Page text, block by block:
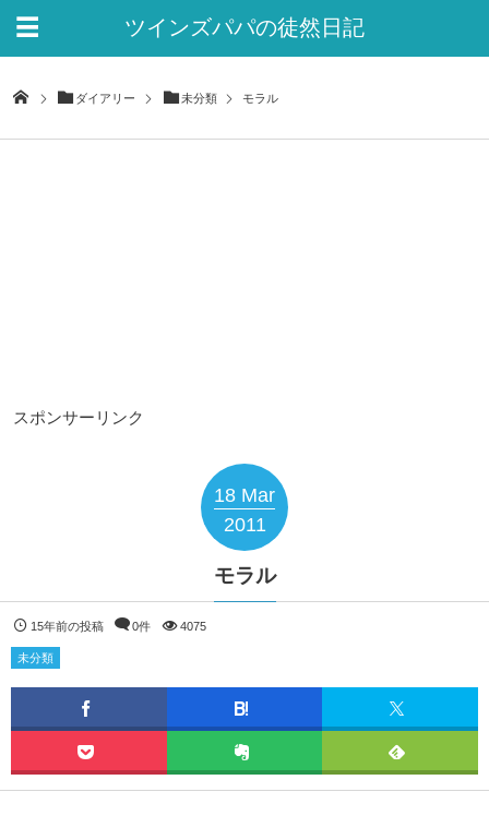
ツインズパパの徒然日記
ダイアリー 未分類 モラル
スポンサーリンク
18 Mar
2011
モラル
15年前の投稿 0件 4075
未分類